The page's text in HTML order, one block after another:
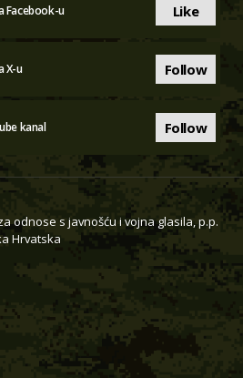
Facebook-u Like
X-u Follow
kanal Follow
odnose s javnošću i vojna glasila, p.p.
Hrvatska